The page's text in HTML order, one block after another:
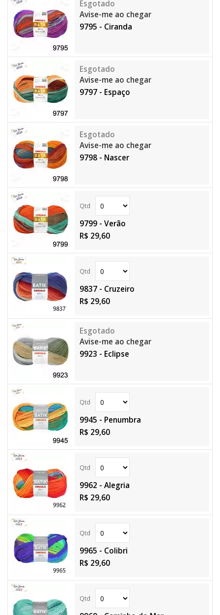
Avise-me ao chegar
9795 - Ciranda
Avise-me ao chegar
9797 - Espaço
Avise-me ao chegar
9798 - Nascer
9799 - Verão
R$ 29,60
9837 - Cruzeiro
R$ 29,60
Avise-me ao chegar
9923 - Eclipse
9945 - Penumbra
R$ 29,60
9962 - Alegria
R$ 29,60
9965 - Colibri
R$ 29,60